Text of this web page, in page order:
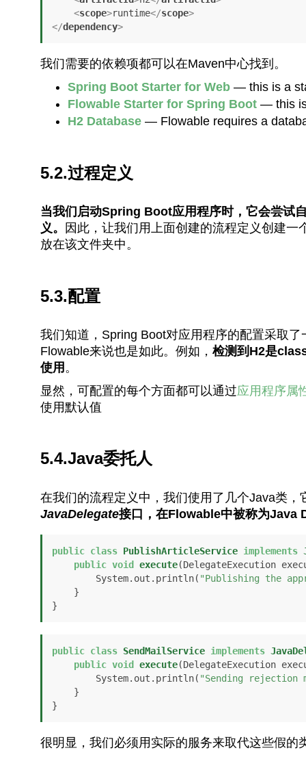
<scope>runtime</scope>
</dependency>
我们需要的依赖项都可以在Maven中心找到。
Spring Boot Starter for Web— this is a
Flowable Starter for Spring Boot— this is
H2 Database— Flowable requires a
5.2.过程定义
当我们启动Spring Boot应用程序时，它会尝试
义。
因此，让我们用上面创建的流程定义创建一
放在该文件夹中。
5.3.配置
我们知道，Spring Boot对应用程序的配置采取
Flowable来说也是如此。例如， 检测到H2是
使用 。
显然，可配置的每个方面都可以通过应用程序属
使用默认值
5.4.Java委托人
在我们的流程定义中，我们使用了几个Java类
JavaDelegate接口，在Flowable中被称为Java
public class PublishArticleService implements
public void execute(DelegateExecution
        System.out.println(
"Publishing the
}
public class SendMailService implements
public void execute(DelegateExecution
        System.out.println(
"Sending
}
很明显，我们必须用实际的服务来取代这些假的